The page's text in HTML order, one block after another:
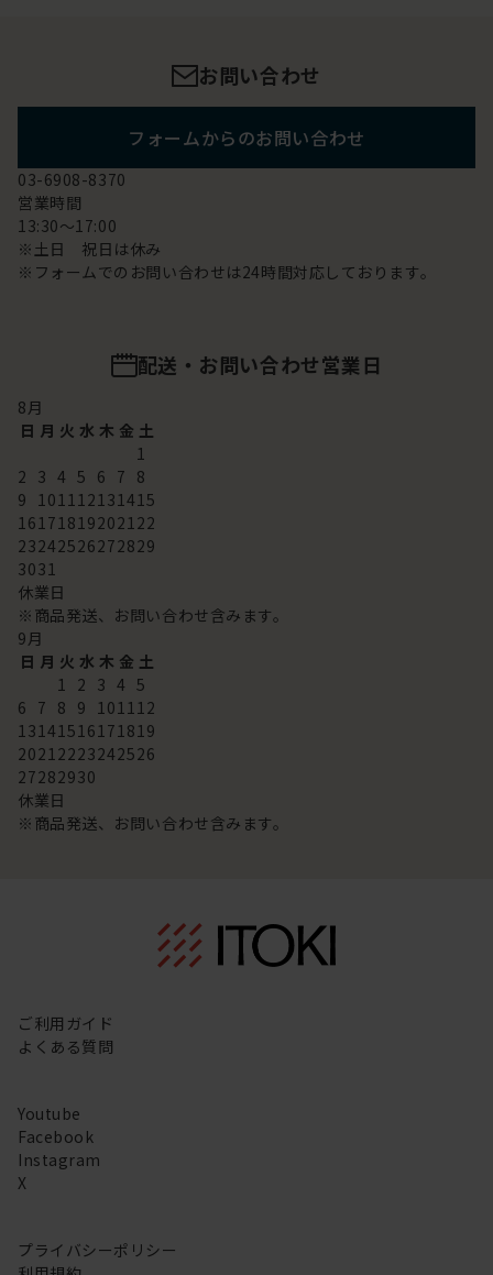
お問い合わせ
フォームからのお問い合わせ
03-6908-8370
営業時間
13:30～17:00
※土日 祝日は休み
※フォームでのお問い合わせは24時間対応しております。
配送・お問い合わせ営業日
8月
日 月 火 水 木 金 土
1
2 3 4 5 6 7 8
9 101112131415
16171819202122
23242526272829
3031
休業日
※商品発送、お問い合わせ含みます。
9月
日 月 火 水 木 金 土
1 2 3 4 5
6 7 8 9 101112
13141516171819
20212223242526
27282930
休業日
※商品発送、お問い合わせ含みます。
ご利用ガイド
よくある質問
Youtube
Facebook
Instagram
X
プライバシーポリシー